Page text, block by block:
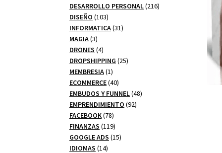
productos
DESARROLLO PERSONAL 216216
DISEÑO 103103
productos
INFORMATICA 3131
MAGIA 33
productos
DRONES 44
productos
DROPSHIPPING 2525
MEMBRESIA 11
producto
ECOMMERCE 4040
productos
EMBUDOS Y FUNNEL 4848
EMPRENDIMIENTO 9292
FACEBOOK 7878
productos
FINANZAS 119119
productos
GOOGLE ADS 1515
IDIOMAS 1414